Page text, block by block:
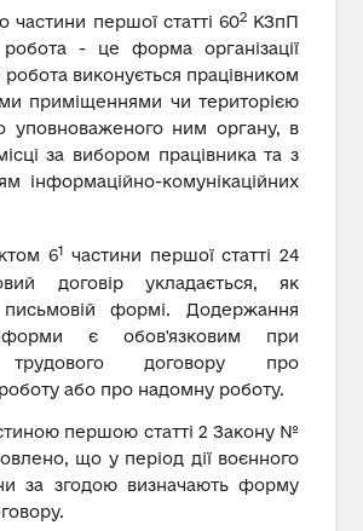
частини першої статті 602КЗпП
робота - це форма організації
робота виконується працівником
приміщеннями чи територією
уповноваженого ним органу, в
за вибором працівника та з
інформаційно-комунікаційних
61 частини першої статті 24
договір укладається, як
формі. Додержання
форми є обов'язковим при
трудового договору про
або про надомну роботу.
першою статті 2 Закону №
що у період дії воєнного
за згодою визначають форму